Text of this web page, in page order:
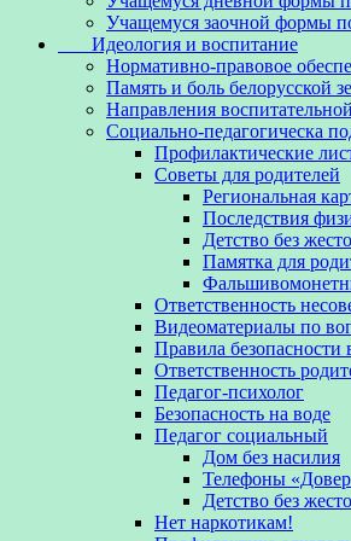
Учащемуся заочной формы
Идеология и воспитание
Нормативно-правовое
Память и боль белорусской
Направления
Социально-педагогическа
Профилактические
Советы для родителей
Региональная
Последствия
Детство без
Памятка для
Ответственность
Видеоматериалы по
Правила безопасности
Ответственность
Педагог-психолог
Безопасность на воде
Педагог социальный
Дом без насилия
Телефоны
Детство без
Нет наркотикам!